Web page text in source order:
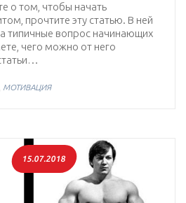
о том, чтобы начать
прочтите эту статью. В ней
типичные вопрос начинающих
чего можно от него
МОТИВАЦИЯ
15.07.2018